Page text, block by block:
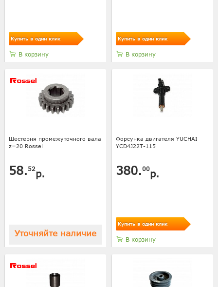
Купить в один клик
В корзину
Купить в один клик
В корзину
Шестерня промежуточного вала
z=20 Rossel
58. 52р.
Уточняйте наличие
Форсунка двигателя YUCHAI
YCD4J22T-115
380.00р.
Купить в один клик
В корзину